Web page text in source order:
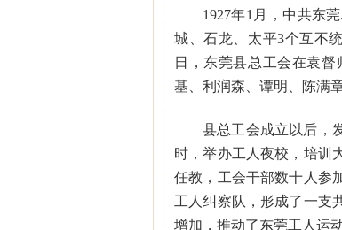
1927年1月，中共东
城、石龙、太平3个互不
日，东莞县总工会在袁
基、利润森、谭明、陈满
县总工会成立以后，
时，举办工人夜校，培训
任教，工会干部数十人参
工人纠察队，形成了一支
增加，推动了东莞工人运